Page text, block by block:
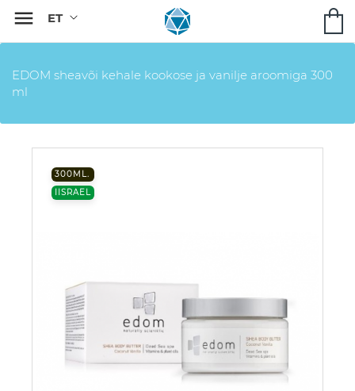

EDOM sheavõi kehale kookose ja vanilje aroomiga 300
ml
300ML.
IISRAEL